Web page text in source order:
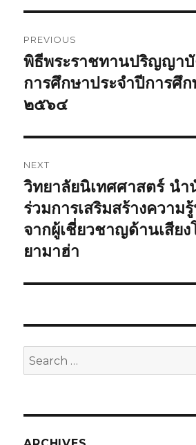
navigation
PREVIOUS
Previous
post:
พิธีพระราชทานปริญญาบั
การศึกษาประจำปีการศึ
๒๕๖๔
NEXT
Next
post:
วิทยาลัยนิเทศศาสตร์ นำ
ร่วมการเสริมสร้างความ
จากผู้เชี่ยวชาญด้านเสียง
ยามาฮ่า
Search
for: